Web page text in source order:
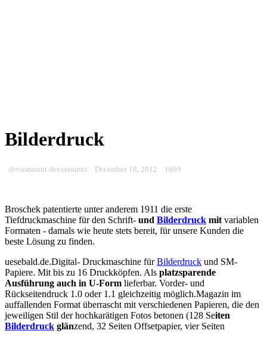
Bilderdruck
devoirsumit devoirsumit December 18, 2012 1669
Broschek patentierte unter anderem 1911 die erste
Tiefdruckmaschine für den Schrift- und Bilderdruck mit variablen
Formaten - damals wie heute stets bereit, für unsere Kunden die
beste Lösung zu finden.
uesebald.de.Digital- Druckmaschine fürBilderdruck und SM-
Papiere. Mit bis zu 16 Druckköpfen. Als platzsparende
Ausführung auch in U-Form lieferbar. Vorder- und
Rückseitendruck 1.0 oder 1.1 gleichzeitig möglich.Magazin im
auffallenden Format überrascht mit verschiedenen Papieren, die den
jeweiligen Stil der hochkarätigen Fotos betonen (128 Seiten
Bilderdruck glänzend, 32 Seiten Offsetpapier, vier Seiten